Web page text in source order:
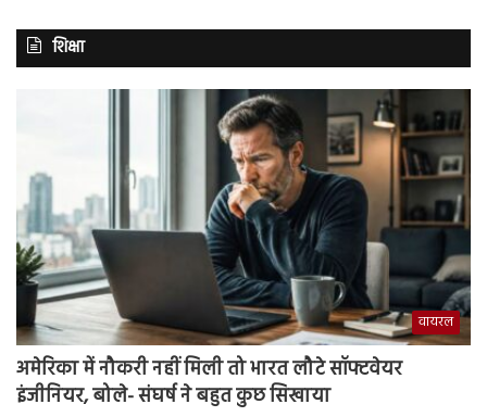
शिक्षा
वायरल
अमेरिका में नौकरी नहीं मिली तो भारत लौटे सॉफ्टवेयर
इंजीनियर, बोले- संघर्ष ने बहुत कुछ सिखाया